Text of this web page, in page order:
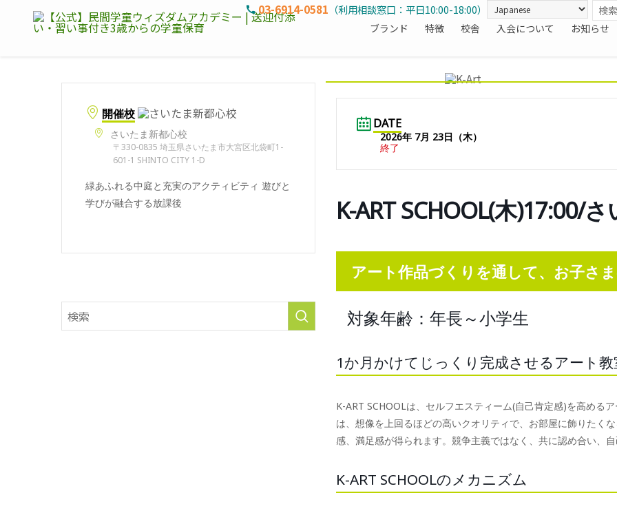
ブランド 特徴 校舎 入会について お知らせ
03-6914-0581 （利用相談窓口：平日10:00-18:00）
開催校
さいたま新都心校
〒330-0835 埼玉県さいたま市大宮区北袋町1-
601-1 SHINTO CITY 1-D
緑あふれる中庭と充実のアクティビティ 遊びと
学びが融合する放課後
DATE
2026年 7月 23日（木）
終了
K-ART SCHOOL(木)17:00/
アート作品づくりを通して、お子さ
対象年齢：年長～小学生
1か月かけてじっくり完成させるアート教
K-ART SCHOOLは、セルフエスティーム(自己肯定感)を高める
は、想像を上回るほどの高いクオリティで、お部屋に飾りたく
感、満足感が得られます。競争主義ではなく、共に認め合い、自
K-ART SCHOOLのメカニズム